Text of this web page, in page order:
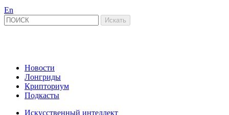
En
Новости
Лонгриды
Крипториум
Подкасты
Искусственный интеллект